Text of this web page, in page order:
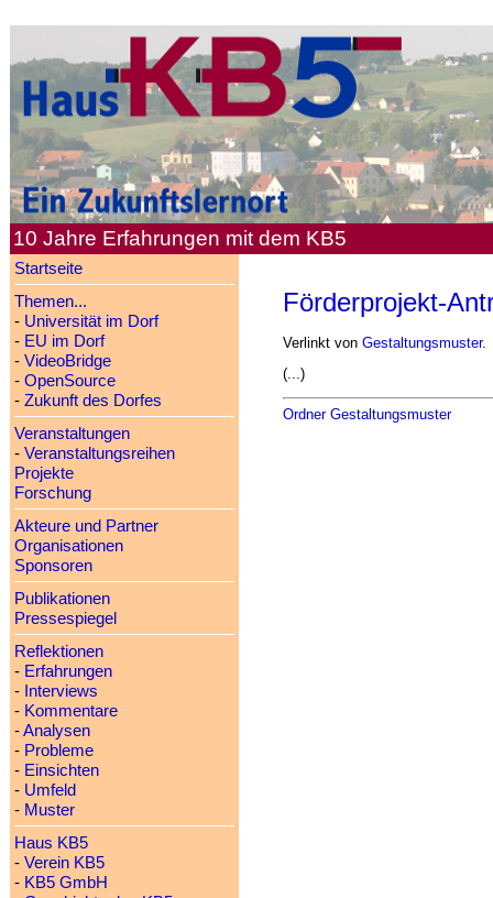
10 Jahre Erfahrungen mit dem KB5
Startseite
Themen...
- Universität im Dorf
- EU im Dorf
- VideoBridge
- OpenSource
- Zukunft des Dorfes
Veranstaltungen
- Veranstaltungsreihen
Projekte
Forschung
Akteure und Partner
Organisationen
Sponsoren
Publikationen
Pressespiegel
Reflektionen
- Erfahrungen
- Interviews
- Kommentare
-Analysen
- Probleme
- Einsichten
- Umfeld
- Muster
Haus KB5
- Verein KB5
- KB5 GmbH
Förderprojekt-
Verlinkt von Gestaltungsmuster.
(...)
Ordner Gestaltungsmuster